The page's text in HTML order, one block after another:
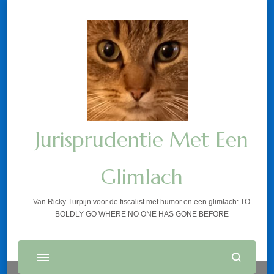
Jurisprudentie Met Een
Glimlach
Van Ricky Turpijn voor de fiscalist met humor en een glimlach: TO
BOLDLY GO WHERE NO ONE HAS GONE BEFORE